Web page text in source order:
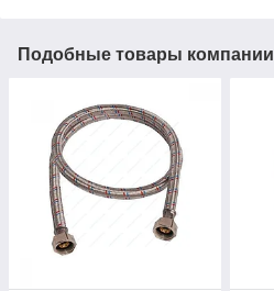
Подобные товары компании